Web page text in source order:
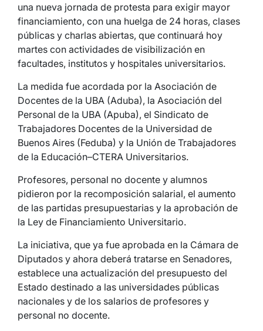
una nueva jornada de protesta para exigir mayor
financiamiento, con una huelga de 24 horas, clases
públicas y charlas abiertas, que continuará hoy
martes con actividades de visibilización en
facultades, institutos y hospitales universitarios.
La medida fue acordada por la Asociación de
Docentes de la UBA (Aduba), la Asociación del
Personal de la UBA (Apuba), el Sindicato de
Trabajadores Docentes de la Universidad de
Buenos Aires (Feduba) y la Unión de Trabajadores
de la Educación–CTERA Universitarios.
Profesores, personal no docente y alumnos
pidieron por la recomposición salarial, el aumento
de las partidas presupuestarias y la aprobación de
la Ley de Financiamiento Universitario.
La iniciativa, que ya fue aprobada en la Cámara de
Diputados y ahora deberá tratarse en Senadores,
establece una actualización del presupuesto del
Estado destinado a las universidades públicas
nacionales y de los salarios de profesores y
personal no docente.